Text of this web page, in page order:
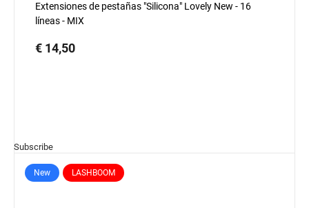
Extensiones de pestañas "Silicona" Lovely New - 16
líneas - MIX
€ 14,50
Subscribe
New LASHBOOM